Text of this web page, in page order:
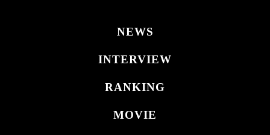
NEWS
INTERVIEW
RANKING
MOVIE